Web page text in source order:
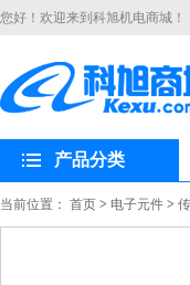
您好！欢迎来到科旭机电商城！
产品分类
当前位置： 首页 > 电子元件 >